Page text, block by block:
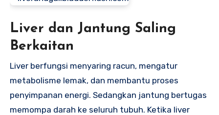
Liver dan Jantung Saling
Berkaitan
Liver berfungsi menyaring racun, mengatur
metabolisme lemak, dan membantu proses
penyimpanan energi. Sedangkan jantung bertugas
memompa darah ke seluruh tubuh. Ketika liver